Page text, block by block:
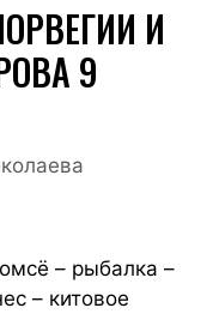
И
9
– рыбалка –
– китовое